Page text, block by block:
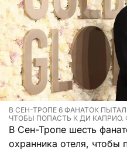
В СЕН-ТРОПЕ 6 ФАНАТОК
ЧТОБЫ ПОПАСТЬ К ДИ КАПРИО.
В Сен-Тропе шесть
охранника отеля, чтобы